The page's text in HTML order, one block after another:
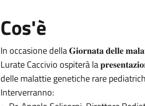
Cos'è
In occasione della 𝐆𝐢𝐨𝐫𝐧𝐚𝐭𝐚 𝐝𝐞𝐥𝐥𝐞
Lurate Caccivio ospiterà la
delle malattie genetiche rare
Interverranno: